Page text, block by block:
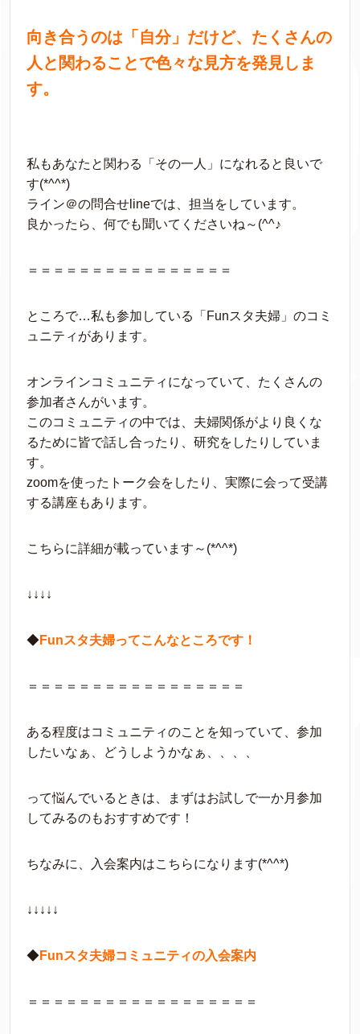
向き合うのは「自分」だけど、たくさんの
人と関わることで色々な見方を発見しま
す。
私もあなたと関わる「その一人」になれると良いで
す(*^^*)
ライン＠の問合せlineでは、担当をしています。
良かったら、何でも聞いてくださいね～(^^♪
＝＝＝＝＝＝＝＝＝＝＝＝＝＝＝＝
ところで…私も参加している「Funスタ夫婦」のコミ
ュニティがあります。
オンラインコミュニティになっていて、たくさんの
参加者さんがいます。
このコミュニティの中では、夫婦関係がより良くな
るために皆で話し合ったり、研究をしたりしていま
す。
zoomを使ったトーク会をしたり、実際に会って受講
する講座もあります。
こちらに詳細が載っています～(*^^*)
↓↓↓↓
◆Funスタ夫婦ってこんなところです！
＝＝＝＝＝＝＝＝＝＝＝＝＝＝＝＝＝
ある程度はコミュニティのことを知っていて、参加
したいなぁ、どうしようかなぁ、、、、
って悩んでいるときは、まずはお試しで一か月参加
してみるのもおすすめです！
ちなみに、入会案内はこちらになります(*^^*)
↓↓↓↓↓
◆Funスタ夫婦コミュニティの入会案内
＝＝＝＝＝＝＝＝＝＝＝＝＝＝＝＝＝＝